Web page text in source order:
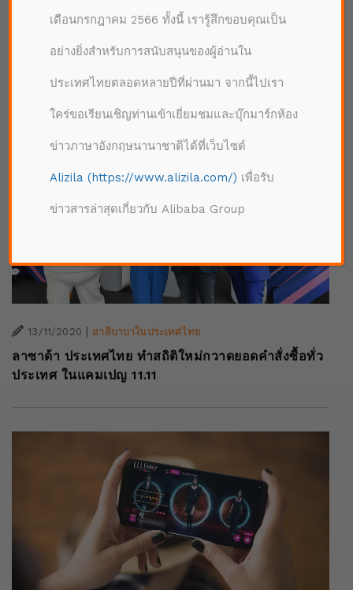
“Power Your Dream” เปิดตัวในแคมเปญใหญ่
13/11/2020 | อาลีบาบาในประเทศไทย
ลาซาด้า ประเทศไทย ทำสถิติใหม่กวาดยอดคำสั่งซื้อทั่ว
ประเทศ ในแคมเปญ 11.11
เดือนกรกฎาคม 2566 ทั้งนี้ เรารู้สึกขอบคุณเป็น
อย่างยิ่งสำหรับการสนับสนุนของผู้อ่านใน
ประเทศไทยตลอดหลายปีที่ผ่านมา จากนี้ไปเรา
ใคร่ขอเรียนเชิญท่านเข้าเยี่ยมชมและบุ๊กมาร์กห้อง
ข่าวภาษาอังกฤษนานาชาติได้ที่เว็บไซต์
Alizila (https://www.alizila.com/) เพื่อรับ
ข่าวสารล่าสุดเกี่ยวกับ Alibaba Group